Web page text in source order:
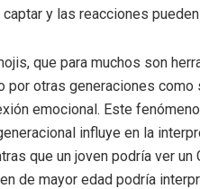
y las reacciones
que para muchos son
por otras generaciones
emocional. Este
influye en la
que un joven podría ver
de mayor edad podría